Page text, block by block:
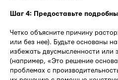
Шаг 4: Предоставьте
Четко объясните причину
или без нее). Будьте основаны
избежать двусмысленности или
(например, «Это решение
проблемах с